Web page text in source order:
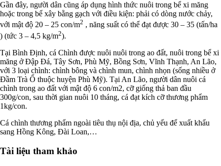
Gần đây, người dân cũng áp dụng hình thức nuôi trong bể xi măng
hoặc trong bể xây bằng gạch với điều kiện: phải có dòng nước chảy,
với mật độ 20 – 25 con/m2 , năng suất có thể đạt được 30 – 35 (tấn/ha
) (tức 3 – 4,5 kg/m2).
Tại Bình Ðịnh, cá Chình được nuôi nuôi trong ao đất, nuôi trong bể xi
măng ở Đập Đá, Tây Sơn, Phù Mỹ, Bồng Sơn, Vĩnh Thạnh, An Lão,
với 3 loại chình: chình bông và chình mun, chình nhọn (sống nhiều ở
Đầm Trà Ổ thuộc huyện Phù Mỹ). Tại An Lão, người dân nuôi cá
chình trong ao đất với mật độ 6 con/m2, cỡ giống thả ban đầu
300g/con, sau thời gian nuôi 10 tháng, cá đạt kích cỡ thương phẩm
1kg/con.
Cá chình thương phẩm ngoài tiêu thụ nội địa, chủ yếu để xuất khẩu
sang Hồng Kông, Đài Loan,…
Tài liệu tham khảo